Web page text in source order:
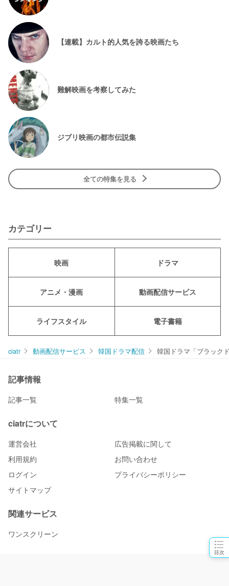
目次
【連載】カルト的人気を誇る映画たち
難解映画を考察してみた
ジブリ映画の都市伝説集
全ての特集を見る
カテゴリー
映画 ドラマ
アニメ・漫画 動画配信サービス
ライフスタイル 電子書籍
ciatr 動画配信サービス 韓国ドラマ配信 韓国ドラマ「ブラック
記事情報
記事一覧 特集一覧
ciatrについて
運営会社
広告掲載に関して
利用規約
お問い合わせ
ログイン
プライバシーポリシー
サイトマップ
関連サービス
ワンスクリーン